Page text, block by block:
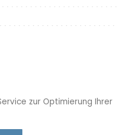
zur Optimierung Ihrer